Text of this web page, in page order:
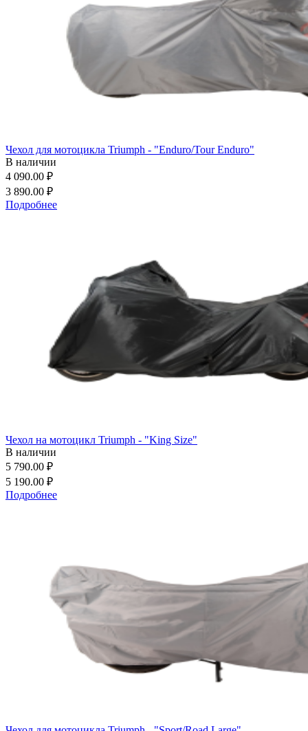
Чехол для мотоцикла Triumph - "Enduro/Tour Enduro"
В наличии
4 090.00 ₽
3 890.00 ₽
Подробнее
Чехол на мотоцикл Triumph - "King Size"
В наличии
5 790.00 ₽
5 190.00 ₽
Подробнее